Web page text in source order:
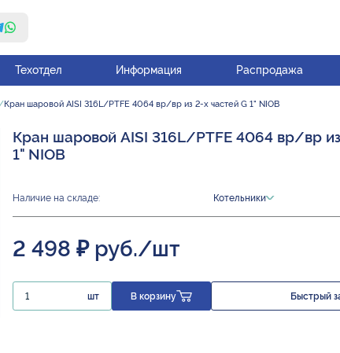
Техотдел Информация Распродажа
Кран шаровой AISI 316L/PTFE 4064 вр/вр из 2-х частей G 1" NIOB
Кран шаровой AISI 316L/PTFE 4064 вр/вр из
1" NIOB
Наличие на складе: Котельники
2 498 ₽ руб./шт
шт В корзину Быстрый